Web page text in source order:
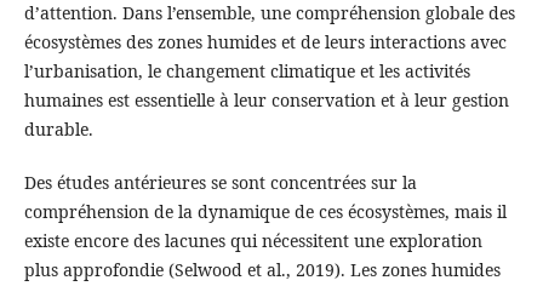
d’attention. Dans l’ensemble, une compréhension globale des
écosystèmes des zones humides et de leurs interactions avec
l’urbanisation, le changement climatique et les activités
humaines est essentielle à leur conservation et à leur gestion
durable.
Des études antérieures se sont concentrées sur la
compréhension de la dynamique de ces écosystèmes, mais il
existe encore des lacunes qui nécessitent une exploration
plus approfondie (Selwood et al., 2019). Les zones humides